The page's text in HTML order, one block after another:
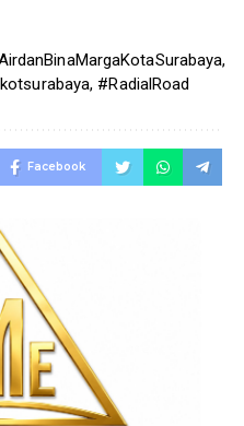
,
, #RadialRoad
Facebook